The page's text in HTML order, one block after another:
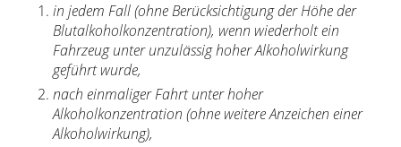
in jedem Fall (ohne Berücksichtigung der Höhe der
Blutalkoholkonzentration), wenn wiederholt ein
Fahrzeug unter unzulässig hoher Alkoholwirkung
geführt wurde,
nach einmaliger Fahrt unter hoher
Alkoholkonzentration (ohne weitere Anzeichen einer
Alkoholwirkung),